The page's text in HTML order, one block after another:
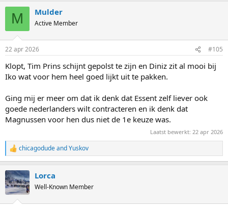
M Mulder
Active Member
22 apr 2026 #105
Klopt, Tim Prins schijnt gepolst te zijn en Diniz zit al mooi bij
Iko wat voor hem heel goed lijkt uit te pakken.
Ging mij er meer om dat ik denk dat Essent zelf liever ook
goede nederlanders wilt contracteren en ik denk dat
Magnussen voor hen dus niet de 1e keuze was.
Laatst bewerkt: 22 apr 2026
R
e
c
t
i
chicagodudeandYuskov
Lorca
Well-Known Member